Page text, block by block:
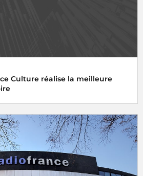
Culture réalise la meilleure